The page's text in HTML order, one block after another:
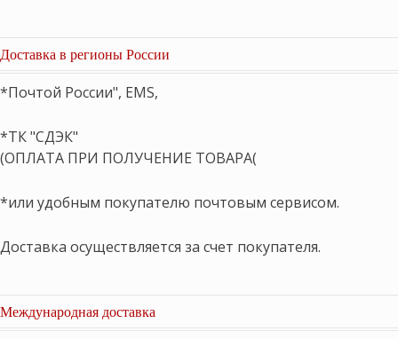
Доставка в регионы России
*Почтой России", EMS,
*ТК "СДЭК"
(ОПЛАТА ПРИ ПОЛУЧЕНИЕ ТОВАРА(
*или удобным покупателю почтовым сервисом.
Доставка осуществляется за счет покупателя.
Международная доставка